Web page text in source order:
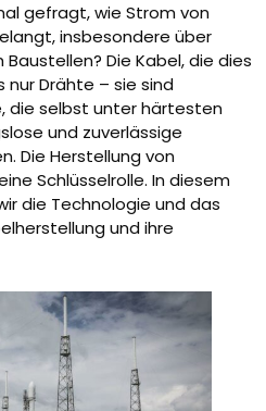
gefragt, wie Strom von
insbesondere über
Die Kabel, die dies
nur Drähte – sie sind
die selbst unter härtesten
und zuverlässige
Die Herstellung von
Schlüsselrolle. In diesem
die Technologie und das
und ihre